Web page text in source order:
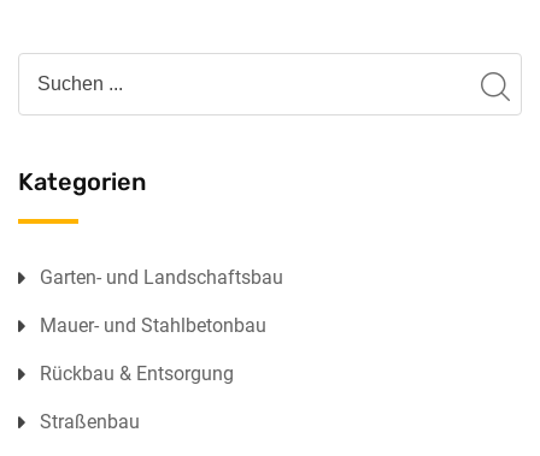
Kategorien
Garten- und Landschaftsbau
Mauer- und Stahlbetonbau
Rückbau & Entsorgung
Straßenbau